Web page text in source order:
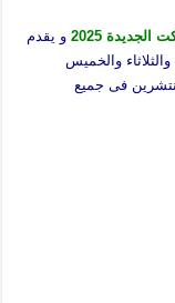
2025
و يقدم
والخميس
له اكثر من 400 فرع منتشرين فى جميع